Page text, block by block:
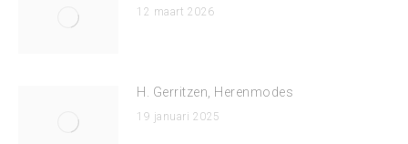
12 maart 2026
H. Gerritzen, Herenmodes
19 januari 2025